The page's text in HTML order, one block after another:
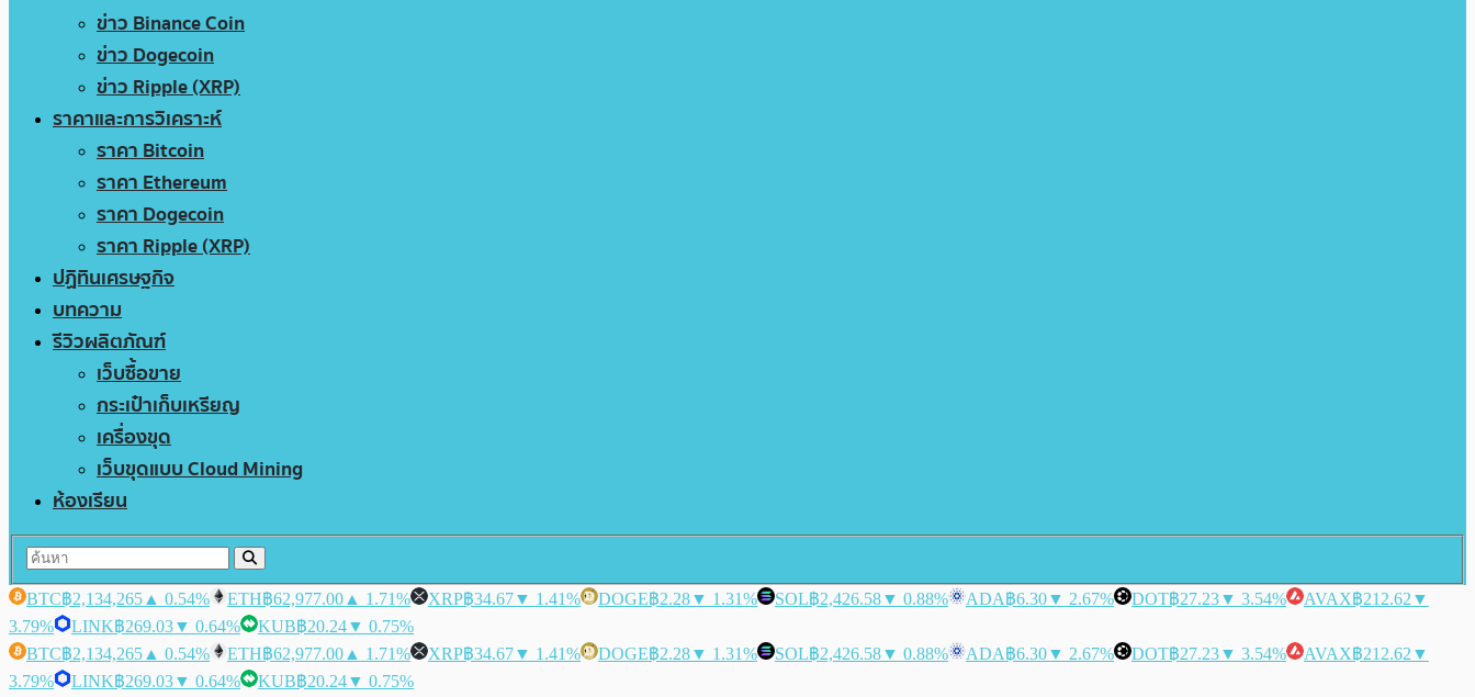
ข่าว Binance Coin
ข่าว Dogecoin
ข่าว Ripple (XRP)
ราคาและการวิเคราะห์
ราคา Bitcoin
ราคา Ethereum
ราคา Dogecoin
ราคา Ripple (XRP)
ปฏิทินเศรษฐกิจ
บทความ
รีวิวผลิตภัณฑ์
เว็บซื้อขาย
กระเป๋าเก็บเหรียญ
เครื่องขุด
เว็บขุดแบบ Cloud Mining
ห้องเรียน
BTC฿2,134,265 ▲ 0.54% ETH฿62,977.00 ▲ 1.71% XRP฿34.67▼ 1.41% DOGE฿2.28▼ 1.31% SOL฿2,426.58▼ 0.88% ADA฿6.30▼ 2.67% DOT฿27.23▼ 3.54% AVAX฿212.62 ▼
3.79%
LINK฿269.03▼ 0.64% KUB฿20.24▼ 0.75%
BTC฿2,134,265 ▲ 0.54% ETH฿62,977.00 ▲ 1.71% XRP฿34.67▼ 1.41% DOGE฿2.28▼ 1.31% SOL฿2,426.58▼ 0.88% ADA฿6.30▼ 2.67% DOT฿27.23▼ 3.54% AVAX฿212.62 ▼
3.79%
LINK฿269.03▼ 0.64% KUB฿20.24▼ 0.75%